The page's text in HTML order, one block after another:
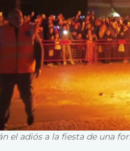
el adiós a la fiesta de una